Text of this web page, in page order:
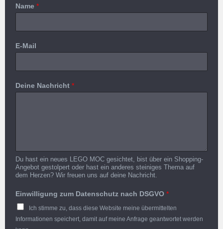
Name *
E-Mail
Deine Nachricht *
Du hast ein neues LEGO MOC gesichtet, bist über ein Shopping-
Angebot gestolpert oder hast ein anderes steiniges Thema auf
dem Herzen? Wir freuen uns auf deine Nachricht.
Einwilligung zum Datenschutz nach DSGVO *
Ich stimme zu, dass diese Website meine übermittelten
Informationen speichert, damit auf meine Anfrage geantwortet werden